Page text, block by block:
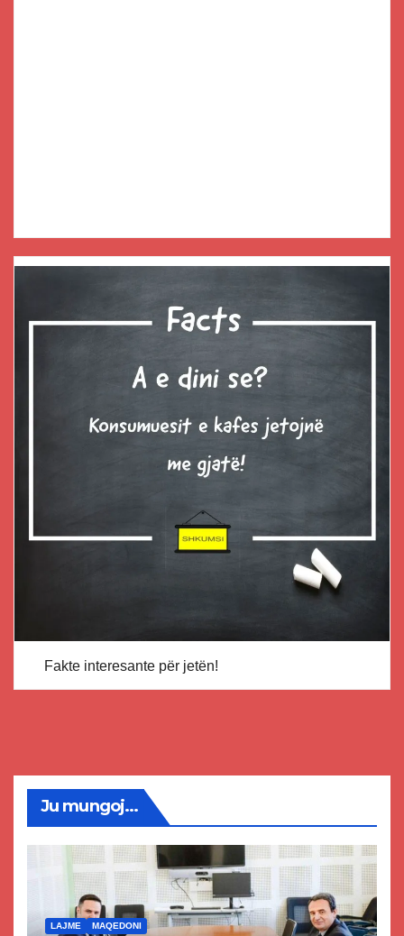
Fakte interesante për jetën!
Ju mungoj...
LAJME MAQEDONI